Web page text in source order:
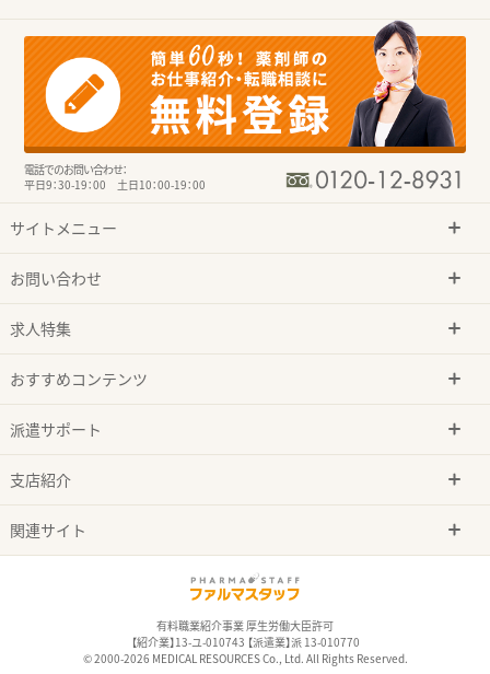
電話でのお問い合わせ：
平日9：30-19：00 土日10：00-19：00
サイトメニュー
お問い合わせ
求人特集
おすすめコンテンツ
派遣サポート
支店紹介
関連サイト
有料職業紹介事業 厚生労働大臣許可
【紹介業】13-ユ-010743 【派遣業】派 13-010770
© 2000-2026 MEDICAL RESOURCES Co., Ltd. All Rights Reserved.